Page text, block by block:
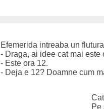
Efemerida intreaba un
- Draga, ai idee cat mai este
- Este ora 12.
- Deja e 12? Doamne cum
Pe